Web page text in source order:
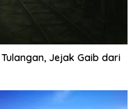
Jejak Gaib dari